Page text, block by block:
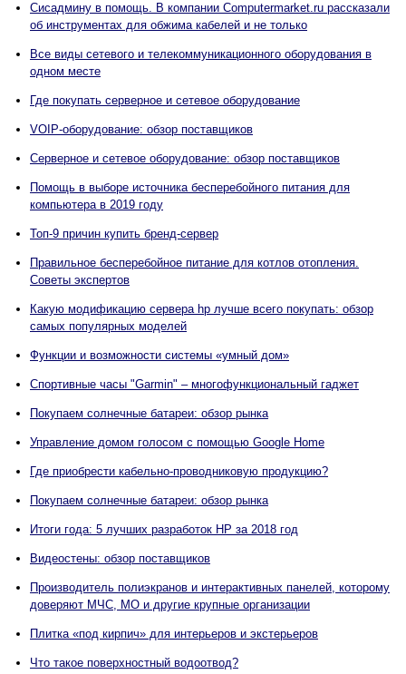
Сисадмину в помощь. В компании Computermarket.ru рассказали
об инструментах для обжима кабелей и не только
Все виды сетевого и телекоммуникационного оборудования в
одном месте
Где покупать серверное и сетевое оборудование
VOIP-оборудование: обзор поставщиков
Серверное и сетевое оборудование: обзор поставщиков
Помощь в выборе источника бесперебойного питания для
компьютера в 2019 году
Топ-9 причин купить бренд-сервер
Правильное бесперебойное питание для котлов отопления.
Советы экспертов
Какую модификацию сервера hp лучше всего покупать: обзор
самых популярных моделей
Функции и возможности системы «умный дом»
Спортивные часы "Garmin" – многофункциональный гаджет
Покупаем солнечные батареи: обзор рынка
Управление домом голосом с помощью Google Home
Где приобрести кабельно-проводниковую продукцию?
Покупаем солнечные батареи: обзор рынка
Итоги года: 5 лучших разработок HP за 2018 год
Видеостены: обзор поставщиков
Производитель полиэкранов и интерактивных панелей, которому
доверяют МЧС, МО и другие крупные организации
Плитка «под кирпич» для интерьеров и экстерьеров
Что такое поверхностный водоотвод?